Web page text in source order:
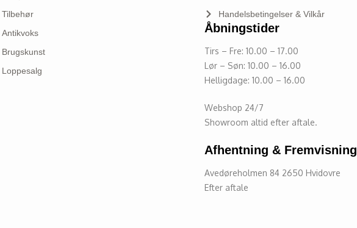
Tilbehør
Antikvoks
Brugskunst
Loppesalg
Handelsbetingelser & Vilkår
Åbningstider
Tirs – Fre: 10.00 – 17.00
Lør – Søn: 10.00 – 16.00
Helligdage: 10.00 – 16.00
Webshop 24/7
Showroom altid efter aftale.
Afhentning & Fremvisning
Avedøreholmen 84 2650 Hvidovre
Efter aftale